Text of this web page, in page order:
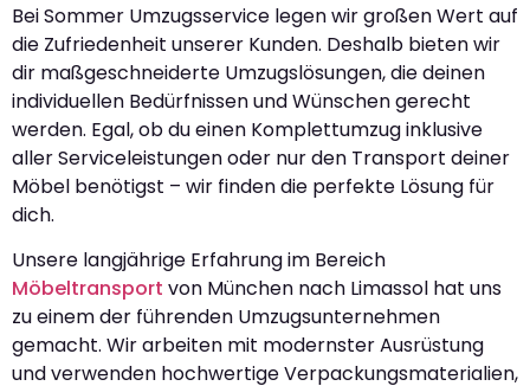
Bei Sommer Umzugsservice legen wir großen Wert auf
die Zufriedenheit unserer Kunden. Deshalb bieten wir
dir maßgeschneiderte Umzugslösungen, die deinen
individuellen Bedürfnissen und Wünschen gerecht
werden. Egal, ob du einen Komplettumzug inklusive
aller Serviceleistungen oder nur den Transport deiner
Möbel benötigst – wir finden die perfekte Lösung für
dich.
Unsere langjährige Erfahrung im Bereich
Möbeltransport von München nach Limassol hat uns
zu einem der führenden Umzugsunternehmen
gemacht. Wir arbeiten mit modernster Ausrüstung
und verwenden hochwertige Verpackungsmaterialien,